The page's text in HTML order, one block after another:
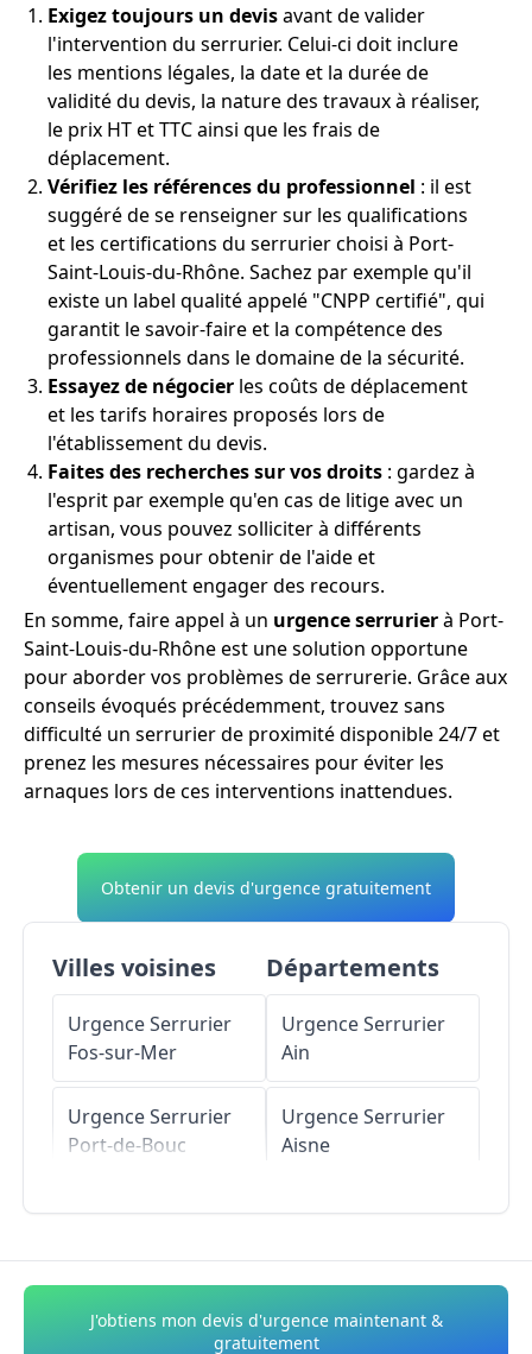
Exigez toujours un devisavant de valider
l'intervention du serrurier. Celui-ci doit inclure
les mentions légales, la date et la durée de
validité du devis, la nature des travaux à réaliser,
le prix HT et TTC ainsi que les frais de
déplacement.
Vérifiez les références du professionnel : il est
suggéré de se renseigner sur les qualifications
et les certifications du serrurier choisi à Port-
Saint-Louis-du-Rhône. Sachez par exemple qu'il
existe un label qualité appelé "CNPP certifié", qui
garantit le savoir-faire et la compétence des
professionnels dans le domaine de la sécurité.
Essayez de négocier les coûts de déplacement
et les tarifs horaires proposés lors de
l'établissement du devis.
Faites des recherches sur vos droits : gardez à
l'esprit par exemple qu'en cas de litige avec un
artisan, vous pouvez solliciter à différents
organismes pour obtenir de l'aide et
éventuellement engager des recours.
En somme, faire appel à un urgence serrurierà Port-
Saint-Louis-du-Rhône est une solution opportune
pour aborder vos problèmes de serrurerie. Grâce aux
conseils évoqués précédemment, trouvez sans
difficulté un serrurier de proximité disponible 24/7 et
prenez les mesures nécessaires pour éviter les
arnaques lors de ces interventions inattendues.
Obtenir un devis d'urgence gratuitement
Villes voisines
Urgence Serrurier
Fos-sur-Mer
Urgence Serrurier
Port-de-Bouc
Urgence Serrurier
Remparts
Départements
Urgence Serrurier
Ain
Urgence Serrurier
Aisne
Urgence Serrurier
Alpes-de-Haute-
J'obtiens mon devis d'urgence maintenant &
gratuitement